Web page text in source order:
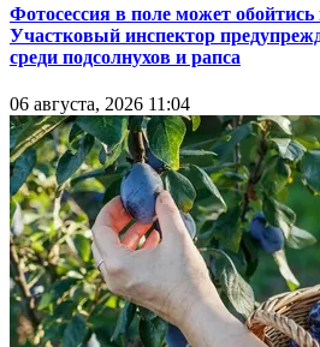
Фотосессия в поле может обойтись
Участковый инспектор
среди подсолнухов и рапса
06 августа, 2026 11:04